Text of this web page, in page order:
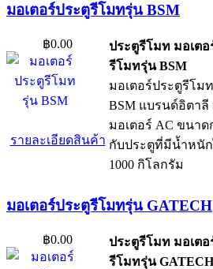
มอเตอร์ประตูรีโมทรุ่น BSM
฿0.00
รายละเอียดสินค้า
ประตูรีโมท มอเตอ
รีโมทรุ่น BSM
มอเตอร์ประตูรีโม
BSM แบรนด์อิตาลี
มอเตอร์ AC ขนาด
กับประตูที่มีน้ำหนัก
1000 กิโลกรัม
มอเตอร์ประตูรีโมทรุ่น GATECH
฿0.00
ประตูรีโมท มอเตอ
รีโมทรุ่น GATECH